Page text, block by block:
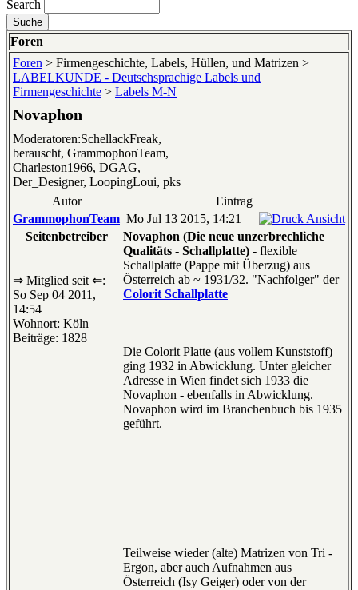
Search
Foren
Foren > Firmengeschichte, Labels, Hüllen, und Matrizen >
LABELKUNDE - Deutschsprachige Labels und
Firmengeschichte > Labels M-N
Novaphon
Moderatoren:SchellackFreak,
berauscht, GrammophonTeam,
Charleston1966, DGAG,
Der_Designer, LoopingLoui, pks
Autor
Eintrag
GrammophonTeam Mo Jul 13 2015, 14:21
Seitenbetreiber
⇒ Mitglied seit ⇐:
So Sep 04 2011,
14:54
Wohnort: Köln
Beiträge: 1828
Novaphon (Die neue unzerbrechliche
Qualitäts - Schallplatte) - flexible
Schallplatte (Pappe mit Überzug) aus
Österreich ab ~ 1931/32. "Nachfolger" der
Colorit Schallplatte
Die Colorit Platte (aus vollem Kunststoff)
ging 1932 in Abwicklung. Unter gleicher
Adresse in Wien findet sich 1933 die
Novaphon - ebenfalls in Abwicklung.
Novaphon wird im Branchenbuch bis 1935
geführt.
Teilweise wieder (alte) Matrizen von Tri -
Ergon, aber auch Aufnahmen aus
Österreich (Isy Geiger) oder von der